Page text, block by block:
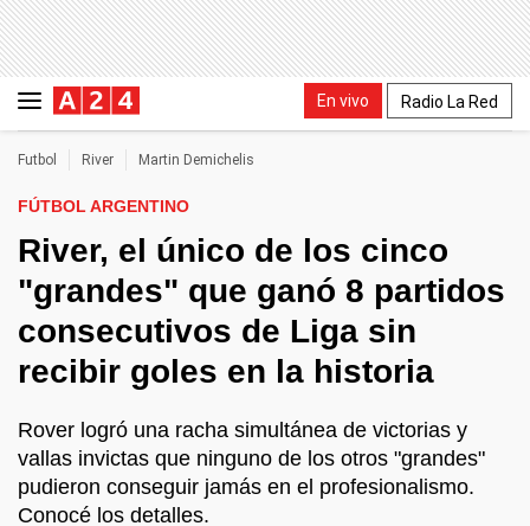
En vivo Radio La Red
Futbol River Martin Demichelis
FÚTBOL ARGENTINO
River, el único de los cinco
"grandes" que ganó 8 partidos
consecutivos de Liga sin
recibir goles en la historia
Rover logró una racha simultánea de victorias y
vallas invictas que ninguno de los otros "grandes"
pudieron conseguir jamás en el profesionalismo.
Conocé los detalles.